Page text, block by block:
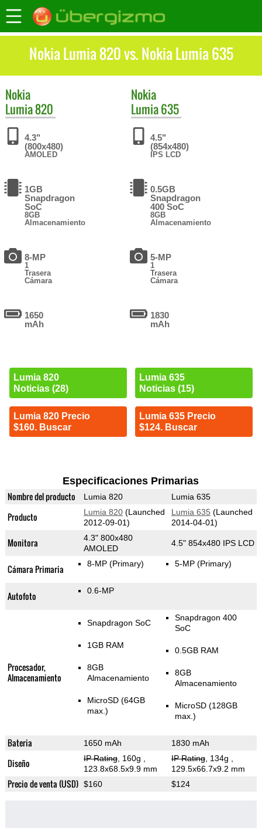
Nokia Lumia 820 vs. Nokia Lumia 635
Nokia
Lumia 820
4.3"
(800x480)
AMOLED
1GB
Snapdragon
SoC
8GB
Almacenamiento
8-MP
1
Trasera
Cámara
1650
mAh
Lumia 820
Noticias (28)
Lumia 820 Precio
$160. Buscar
Nokia
Lumia 635
4.5"
(854x480)
IPS LCD
0.5GB
Snapdragon
400 SoC
8GB
Almacenamiento
5-MP
1
Trasera
Cámara
1830
mAh
Lumia 635
Noticias (15)
Lumia 635 Precio
$124. Buscar
Especificaciones Primarias
Nombre del producto Lumia 820 Lumia 635
Producto Lumia 820(Launched
2012-09-01)
Lumia 635 (Launched
2014-04-01)
Monitora
4.3" 800x480
AMOLED
4.5" 854x480 IPS LCD
Cámara Primaria 8-MP (Primary) 5-MP (Primary)
Autofoto 0.6-MP
Procesador,
Almacenamiento
Snapdragon SoC
1GB RAM
8GB
Almacenamiento
MicroSD (64GB
max.)
Snapdragon 400
SoC
0.5GB RAM
8GB
Almacenamiento
MicroSD (128GB
max.)
Bateria 1650 mAh 1830 mAh
Diseño IP Rating, 160g
123.8x68.5x9.9 mm
IP Rating, 134g
129.5x66.7x9.2 mm
Precio de venta (USD) $160 $124